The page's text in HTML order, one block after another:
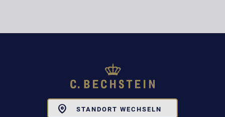
STANDORT WECHSELN